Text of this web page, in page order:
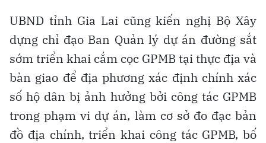
UBND tỉnh Gia Lai cũng kiến nghị Bộ Xây
dựng chỉ đạo Ban Quản lý dự án đường sắt
sớm triển khai cắm cọc GPMB tại thực địa và
bàn giao để địa phương xác định chính xác
số hộ dân bị ảnh hưởng bởi công tác GPMB
trong phạm vi dự án, làm cơ sở đo đạc bản
đồ địa chính, triển khai công tác GPMB, bố